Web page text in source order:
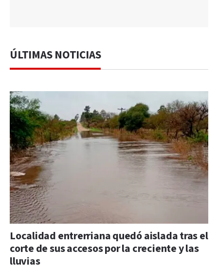
ÚLTIMAS NOTICIAS
Localidad entrerriana quedó aislada tras el
corte de sus accesos por la creciente y las
lluvias